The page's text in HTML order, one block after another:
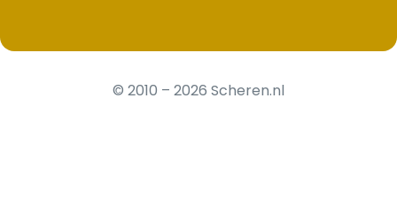
© 2010 – 2026 Scheren.nl